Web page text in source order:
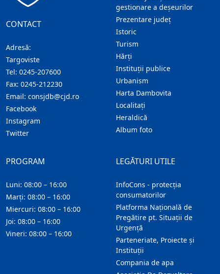
CONTACT
Adresă:
Targoviste
Tel: 0245-207600
Fax: 0245-212230
Email: consjdb@cjd.ro
Facebook
Instagram
Twitter
gestionare a deșeurilor
Prezentare judeţ
Istoric
Turism
Hărţi
Instituţii publice
Urbanism
Harta Dambovita
Localitaţi
Heraldică
Album foto
LEGĂTURI UTILE
InfoCons - protecția
consumatorilor
Platforma Națională de
Pregătire pt. Situații de
Urgență
Parteneriate, Proiecte și
Instituții
Compania de apa
PROGRAM
Luni: 08:00 – 16:00
Marți: 08:00 – 16:00
Miercuri: 08:00 – 16:00
Joi: 08:00 – 16:00
Vineri: 08:00 – 16:00